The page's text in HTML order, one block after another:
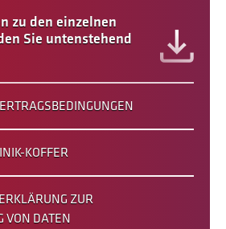
zu den einzelnen
Sie untenstehend
KOFFER
ZUR
VON DATEN